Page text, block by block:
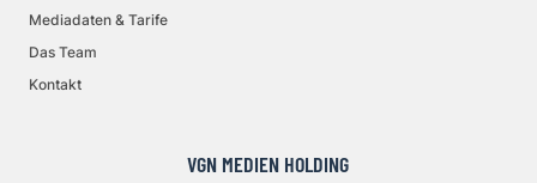
Mediadaten & Tarife
Das Team
Kontakt
VGN MEDIEN HOLDING